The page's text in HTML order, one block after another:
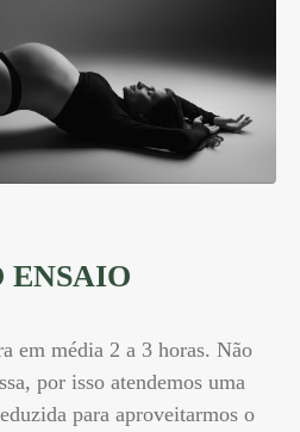
ENSAIO
em média 2 a 3 horas. Não
por isso atendemos uma
para aproveitarmos o